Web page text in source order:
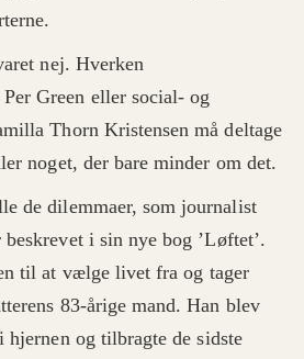
nej. Hverken
Green eller social- og
Thorn Kristensen må deltage
noget, der bare minder om det.
de dilemmaer, som journalist
i sin nye bog ’Løftet’.
til at vælge livet fra og tager
83-årige mand. Han blev
og tilbragte de sidste